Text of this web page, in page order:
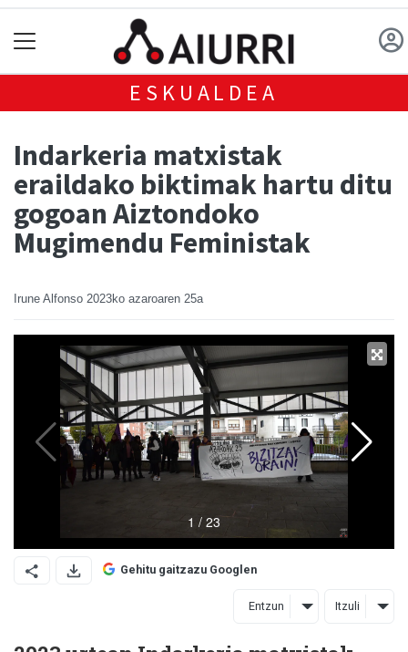
ESKUALDEA
Indarkeria matxistak
eraildako biktimak hartu ditu
gogoan Aiztondoko
Mugimendu Feministak
Irune Alfonso 2023ko azaroaren 25a
Gehitu gaitzazu Googlen
Entzun Itzuli